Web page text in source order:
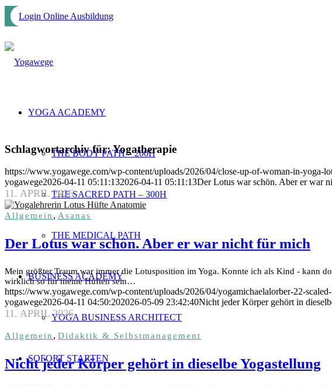
Login Online Ausbildung
YOGA ACADEMY
THE BODY PATH – 200H
THE SACRED PATH – 300H
THE MEDICAL PATH
BUSINESS ACADEMY
YOGA BUSINESS ARCHITECT
SOFORT STARTEN
Schlagwortarchiv für:Yogatherapie
Allgemein , Asanas
Der Lotus war schön. Aber er war nicht für mich
Mein größter Traum war immer die Lotusposition im Yoga. Konnte ich als Kind - kann
wirklich so für meine Hüften sein…
11. APRIL 2026
https://www.yogawege.com/wp-content/uploads/2026/04/close-up-of-woman-in-yoga-
yogawege2026-04-11 05:11:132026-04-11 05:11:13Der Lotus war schön. Aber er war
Allgemein , Didaktik & Selbstmanagement
Nicht jeder Körper gehört in dieselbe Yogastellung
11. APRIL 2026
https://www.yogawege.com/wp-content/uploads/2026/04/yogamichaelalorber-22-
yogawege2026-04-11 04:50:202026-05-09 23:42:40Nicht jeder Körper gehört in